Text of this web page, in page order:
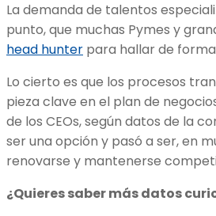
La demanda de talentos
punto, que muchas Pymes y
head hunter para hallar de
Lo cierto es que los procesos
pieza clave en el plan de
de los CEOs, según datos de la
ser una opción y pasó a ser, en
renovarse y mantenerse
¿Quieres saber más datos